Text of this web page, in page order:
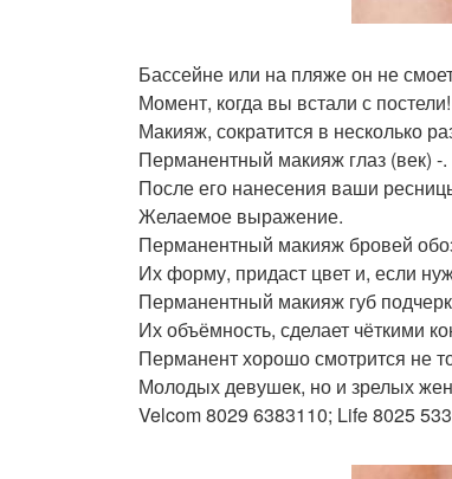
Бассейне или на пляже он не
Момент, когда вы встали с
Макияж, сократится в несколько
Перманентный макияж глаз (век) -.
После его нанесения ваши
Желаемое выражение.
Перманентный макияж бровей
Их форму, придаст цвет и, если
Перманентный макияж губ
Их объёмность, сделает чёткими
Перманент хорошо смотрится не
Молодых девушек, но и зрелых
Velcom 8029 6383110; Life 8025